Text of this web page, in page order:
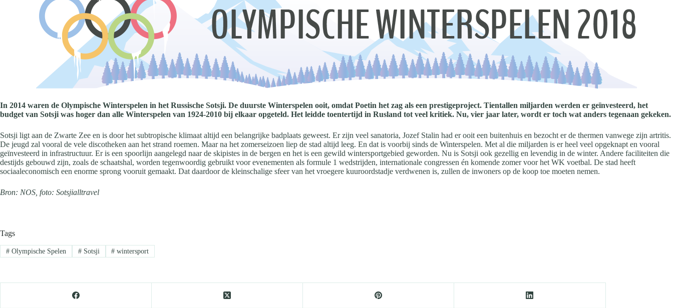
In 2014 waren de Olympische Winterspelen in het Russische Sotsji. De duurste Winterspelen ooit, omdat Poetin het zag als een prestigeproject. Tientallen miljarden werden er geïnvesteerd, het
budget van Sotsji was hoger dan alle Winterspelen van 1924-2010 bij elkaar opgeteld. Het leidde toentertijd in Rusland tot veel kritiek. Nu, vier jaar later, wordt er toch wat anders tegenaan gekeken.
Sotsji ligt aan de Zwarte Zee en is door het subtropische klimaat altijd een belangrijke badplaats geweest. Er zijn veel sanatoria, Jozef Stalin had er ooit een buitenhuis en bezocht er de thermen vanwege zijn artritis.
De jeugd zal vooral de vele discotheken aan het strand roemen. Maar na het zomerseizoen liep de stad altijd leeg. En dat is voorbij sinds de Winterspelen. Met al die miljarden is er heel veel opgeknapt en vooral
geïnvesteerd in infrastructuur. Er is een spoorlijn aangelegd naar de skipistes in de bergen en het is een gewild wintersportgebied geworden. Nu is Sotsji ook gezellig en levendig in de winter. Andere faciliteiten die
destijds gebouwd zijn, zoals de schaatshal, worden tegenwoordig gebruikt voor evenementen als formule 1 wedstrijden, internationale congressen én komende zomer voor het WK voetbal. De stad heeft
sociaaleconomisch een enorme sprong vooruit gemaakt. Dat daardoor de kleinschalige sfeer van het vroegere kuuroordstadje verdwenen is, zullen de inwoners op de koop toe moeten nemen.
Bron: NOS, foto: Sotsjialltravel
Tags
#Olympische Spelen #Sotsji # wintersport